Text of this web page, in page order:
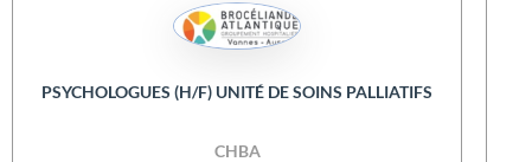
PSYCHOLOGUES (H/F) UNITÉ DE SOINS PALLIATIFS
CHBA